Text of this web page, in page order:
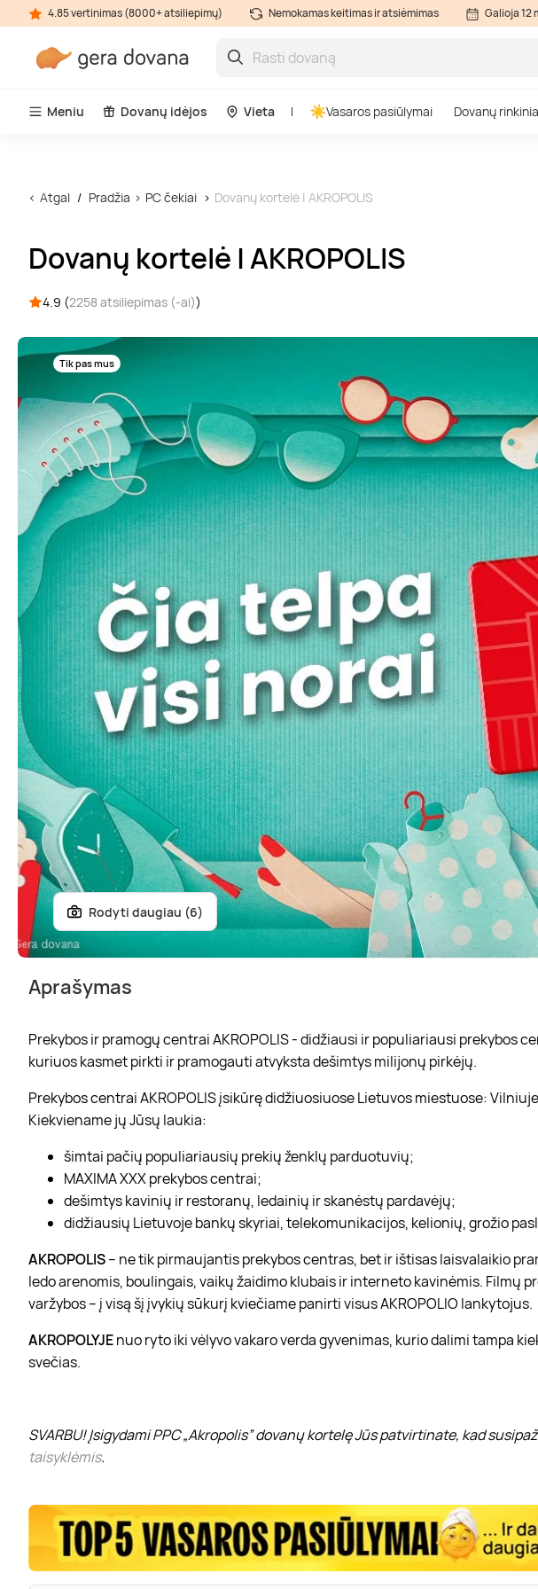
4.85 vertinimas (8000+ atsiliepimų) Nemokamas keitimas ir atsiėmimas Galioja 12
Meniu Dovanų idėjos Vieta Vasaros pasiūlymai Dovanų
Atgal Pradžia PC čekiai Dovanų kortelė | AKROPOLIS
Dovanų kortelė | AKROPOLIS
4.9 (2258 atsiliepimas (-ai))
Tik pas mus
Rodyti daugiau (6)
Aprašymas
Prekybos ir pramogų centrai AKROPOLIS - didžiausi ir populiariausi prekybos
kuriuos kasmet pirkti ir pramogauti atvyksta dešimtys milijonų pirkėjų.
Prekybos centrai AKROPOLIS įsikūrę didžiuosiuose Lietuvos miestuose:
Kiekviename jų Jūsų laukia:
šimtai pačių populiariausių prekių ženklų parduotuvių;
MAXIMA XXX prekybos centrai;
dešimtys kavinių ir restoranų, ledainių ir skanėstų pardavėjų;
didžiausių Lietuvoje bankų skyriai, telekomunikacijos, kelionių, grožio
AKROPOLIS– ne tik pirmaujantis prekybos centras, bet ir ištisas laisvalaikio
ledo arenomis, boulingais, vaikų žaidimo klubais ir interneto kavinėmis. Filmų
varžybos – į visą šį įvykių sūkurį kviečiame panirti visus AKROPOLIO lankytojus.
AKROPOLYJEnuo ryto iki vėlyvo vakaro verda gyvenimas, kurio dalimi tampa
svečias.
SVARBU! Įsigydami PPC „Akropolis” dovanų kortelę Jūs patvirtinate, kad
taisyklėmis.